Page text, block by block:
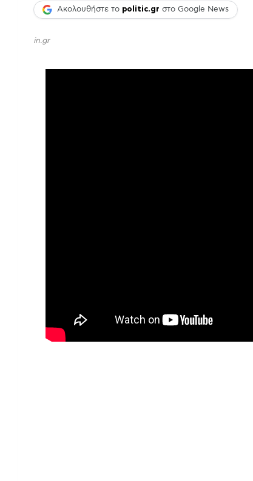
Ακολουθήστε το politic.gr στο Google News
in.gr